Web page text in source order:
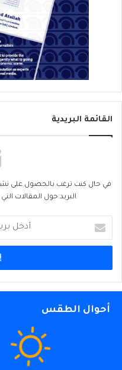
القائمة البريدية
في حال كنت ترغب بالحصول على
البريد حول المقالات
بريدك
الإلكتروني
أحوال الطقس